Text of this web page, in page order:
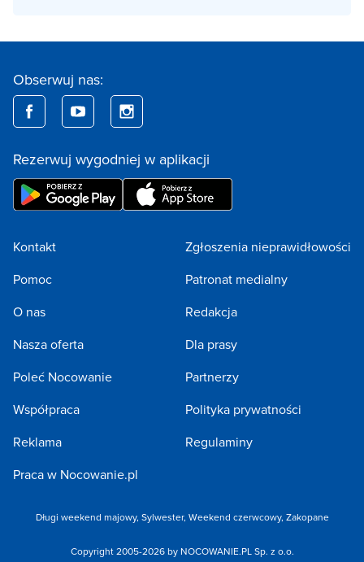
Obserwuj nas:
Rezerwuj wygodniej w aplikacji
Kontakt
Pomoc
O nas
Nasza oferta
Poleć Nocowanie
Współpraca
Reklama
Praca w Nocowanie.pl
Zgłoszenia nieprawidłowości
Patronat medialny
Redakcja
Dla prasy
Partnerzy
Polityka prywatności
Regulaminy
Długi weekend majowy, Sylwester, Weekend czerwcowy, Zakopane
Copyright 2005-2026 by NOCOWANIE.PL Sp. z o.o.